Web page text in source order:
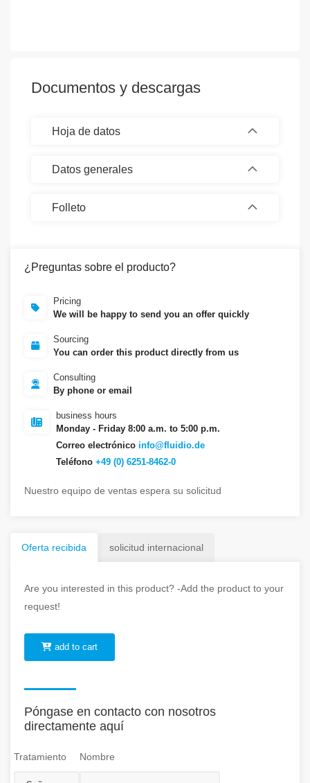
Documentos y descargas
Hoja de datos
Datos generales
Folleto
¿Preguntas sobre el producto?
Pricing
We will be happy to send you an offer quickly
Sourcing
You can order this product directly from us
Consulting
By phone or email
business hours
Monday - Friday 8:00 a.m. to 5:00 p.m.
Correo electrónico info@fluidio.de
Teléfono +49 (0) 6251-8462-0
Nuestro equipo de ventas espera su solicitud
Oferta recibida solicitud internacional
Are you interested in this product? -Add the product to your
request!
add to cart
Póngase en contacto con nosotros
directamente aquí
Tratamiento Nombre